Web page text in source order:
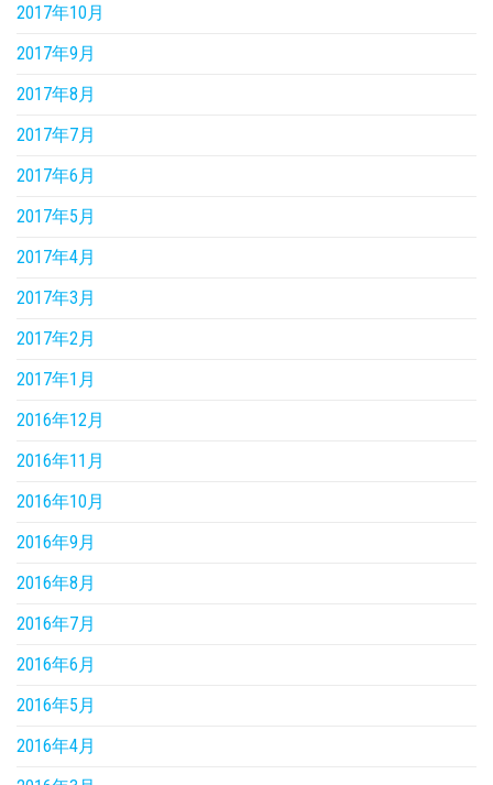
2017年10月
2017年9月
2017年8月
2017年7月
2017年6月
2017年5月
2017年4月
2017年3月
2017年2月
2017年1月
2016年12月
2016年11月
2016年10月
2016年9月
2016年8月
2016年7月
2016年6月
2016年5月
2016年4月